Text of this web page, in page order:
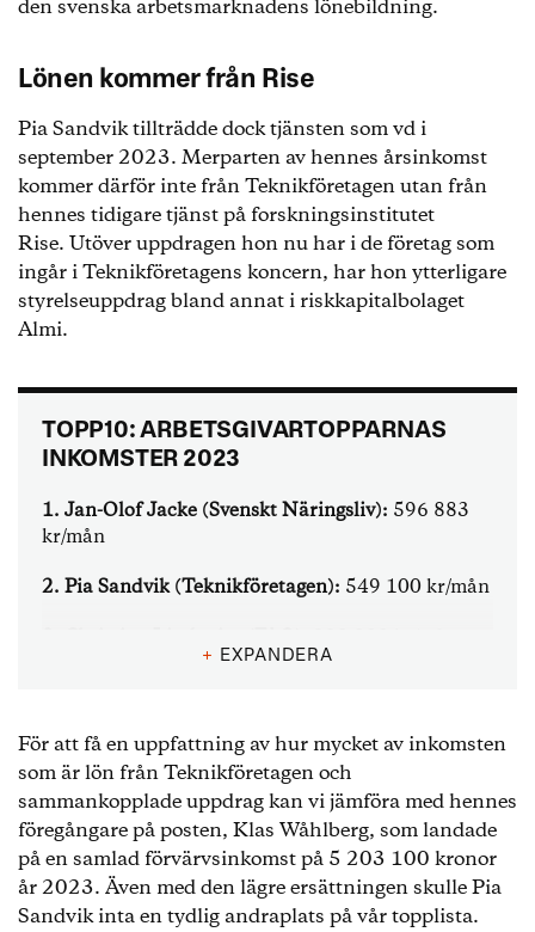
den svenska arbetsmarknadens lönebildning.
Lönen kommer från Rise
Pia Sandvik tillträdde dock tjänsten som vd i
september 2023. Merparten av hennes årsinkomst
kommer därför inte från Teknikföretagen utan från
hennes tidigare tjänst på forskningsinstitutet
Rise. Utöver uppdragen hon nu har i de företag som
ingår i Teknikföretagens koncern, har hon ytterligare
styrelseuppdrag bland annat i riskkapitalbolaget
Almi.
TOPP10: ARBETSGIVARTOPPARNAS
INKOMSTER 2023
1. Jan-Olof Jacke (Svenskt Näringsliv): 596 883
kr/mån
2. Pia Sandvik (Teknikföretagen): 549 100 kr/mån
5. Ann Öberg (Almega Tjänsteförbunden):
591 kr/mån
6. Marcus Dahlsten (Transportföretagen):264
417 kr/mån
7. Sofia Larsen (Svensk Handel) : 259 525 kr/mån
+ EXPANDERA
För att få en uppfattning av hur mycket av inkomsten
som är lön från Teknikföretagen och
sammankopplade uppdrag kan vi jämföra med hennes
föregångare på posten, Klas Wåhlberg, som landade
på en samlad förvärvsinkomst på 5 203 100 kronor
år 2023. Även med den lägre ersättningen skulle Pia
Sandvik inta en tydlig andraplats på vår topplista.